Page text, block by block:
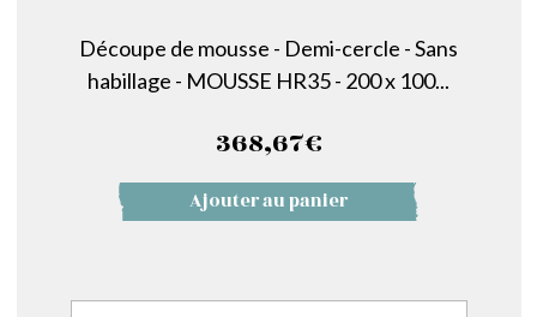
Découpe de mousse - Demi-cercle - Sans
habillage - MOUSSE HR35 - 200 x 100...
368,67€
Ajouter au panier